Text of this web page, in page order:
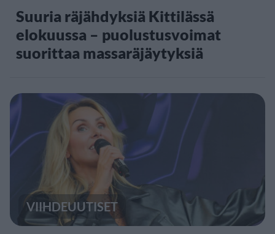
Suuria räjähdyksiä Kittilässä
elokuussa – puolustusvoimat
suorittaa massaräjäytyksiä
VIIHDEUUTISET